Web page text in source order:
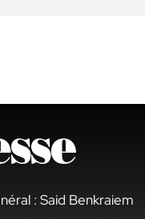
: Said Benkraiem